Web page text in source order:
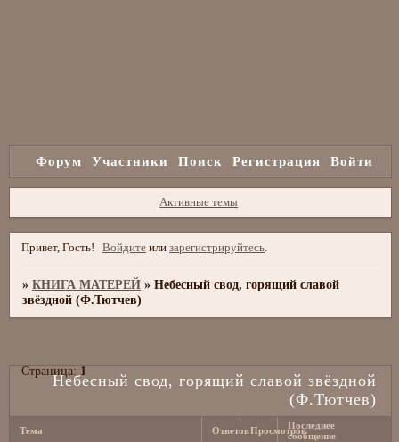
Форум Участники Поиск Регистрация Войти
Активные темы
Привет, Гость! Войдите илизарегистрируйтесь
»КНИГА МАТЕРЕЙ »Небесный свод, горящий славой
звёздной (Ф.Тютчев)
Небесный свод, горящий славой звёздной
(Ф.Тютчев)
Страница:1
Тема ОтветовПросмотровПоследнее
сообщение